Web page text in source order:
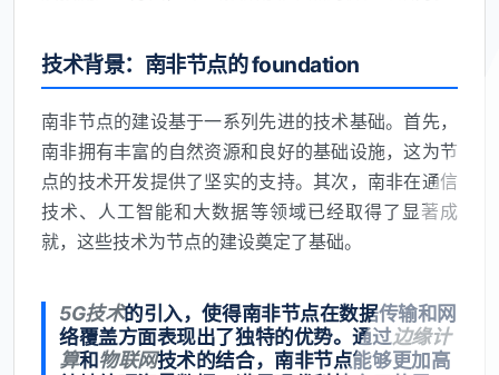
技术背景：南非节点的 foundation
南非节点的建设基于一系列先进的技术基础。首先，
南非拥有丰富的自然资源和良好的基础设施，这为节
点的技术开发提供了坚实的支持。其次，南非在通信
技术、人工智能和大数据等领域已经取得了显著成
就，这些技术为节点的建设奠定了基础。
5G技术的引入，使得南非节点在数据传输和网
络覆盖方面表现出了独特的优势。通过边缘计
算和物联网技术的结合，南非节点能够更加高